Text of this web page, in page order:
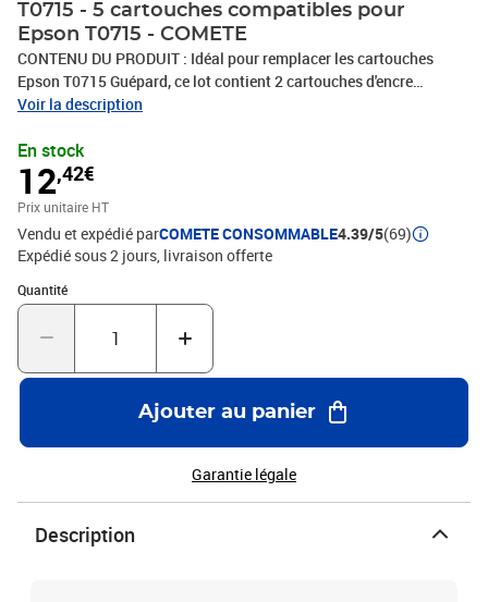
T0715 - 5 cartouches compatibles pour
Epson T0715 - COMETE
CONTENU DU PRODUIT : Idéal pour remplacer les cartouches
Epson T0715 Guépard, ce lot contient 2 cartouches d'encre
compatibles pour Epson T0711 noires et 3 cartouches d'encre
magenta, 1 jaune).COMPATIBILITÉS : Ces cartouches pour Epson
T0715 sont compatibles avec Epson Stylus D = D120 - D78 - D92 ;
Epson Stylus DX = DX4000 - DX4050 - DX4400 - DX4450 - DX5000
- DX5050 - DX5500 - DX6000 - DX6050 - DX7000F - DX7400 -
DX7450 - DX8400 - DX8450 - DX9200 - DX9400F.COMPATIBILITÉS
: Ces cartouches pour Epson T0715 sont compatibles avec Epson
Stylus Office = B40W - BX300F - BX310FN - BX510W - BX600FW -
BX610FW ; Epson Stylus S = S20 - S21 ; Epson Stylus SX = SX100
- SX105 - SX110 - SX115- SX200 - SX205 - SX210 - SX215 -
SX415 - SX417 - SX510W - SX515W - SX600FW -
SX610FW.QUALITÉ PROFESSIONNELLE : 100 % compatible avec
les imprimantes Epson t0715 pour lesquelles il est conçu, ce lot
offre un rendement de 500 pages par cartouche d'encre Epson
T0711 noire et 450 pages par cartouche d'encre Epson T0712
Voir la description
En stock
12,42€
Prix unitaire HT
Vendu et expédié parCOMETE CONSOMMABLE4.39/5(69)
Expédié sous 2 jours livraison offerte
Quantité
Quantité : 1
Ajouter au panier
Garantie légale
Description